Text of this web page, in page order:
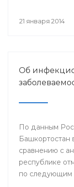
21 января 2014
Об
По данным
Башкортостан
сравнению с
республике
по следующим